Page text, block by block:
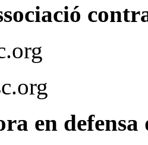
en defensa